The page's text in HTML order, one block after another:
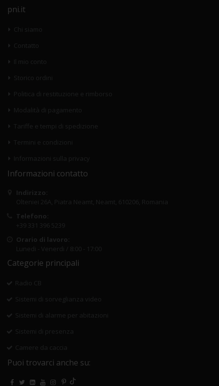
pni.it
Chi siamo
Contatto
Il mio conto
Storico ordini
Politica di restituzione e rimborso
Modalità di pagamento
Tariffe e tempi di spedizione
Termini e condizioni
Informazioni sulla privacy
Informazioni contatto
Indirizzo:
Olteniei 26A, Piatra Neamt, Neamt, 610206, Romania
Telefono:
+39 331 396 5239
Orario di lavoro:
Lunedi - Venerdi / 8:00 - 17:00
Categorie principali
Radio CB
Sistemi di sorveglianza video
Sistemi di alarme per abitazioni
Sistemi di presenza
Camere da caccia
Puoi trovarci anche su: